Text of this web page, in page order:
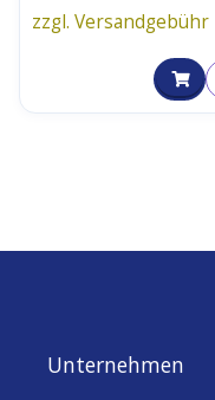
zzgl. Versandgebühr
Unternehmen